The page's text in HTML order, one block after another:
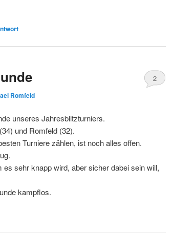
Romfeld
2
unseres Jahresblitzturniers.
und Romfeld (32).
Turniere zählen, ist noch alles offen.
sehr knapp wird, aber sicher dabei sein will,
kampflos.